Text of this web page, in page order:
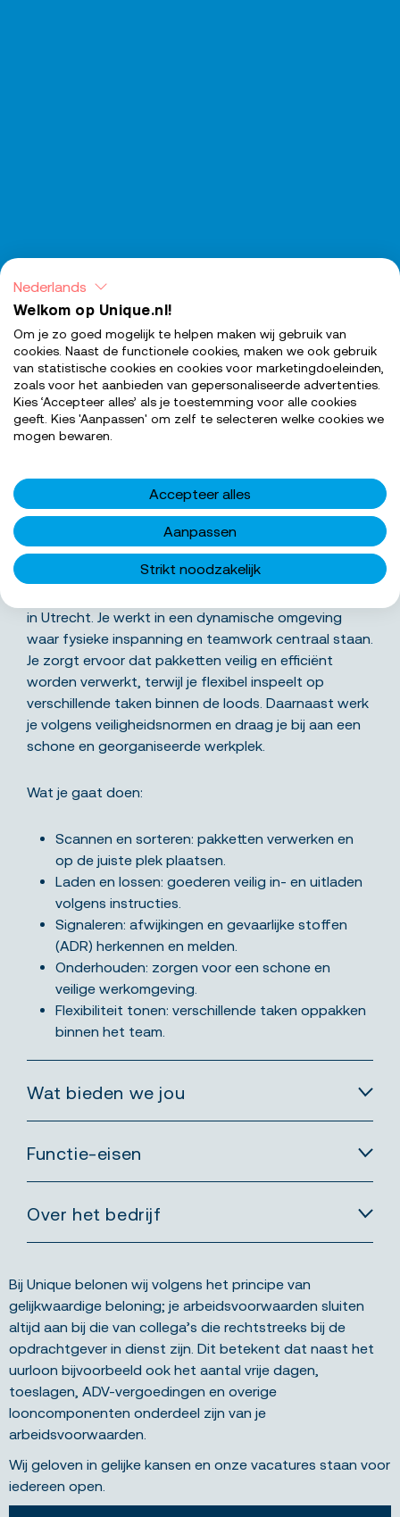
SOLLICITEER NU
Wat ga je precies doen
Als magazijnmedewerker draag je bij aan het soepel
in Utrecht. Je werkt in een dynamische omgeving
waar fysieke inspanning en teamwork centraal staan.
Je zorgt ervoor dat pakketten veilig en efficiënt
worden verwerkt, terwijl je flexibel inspeelt op
verschillende taken binnen de loods. Daarnaast werk
je volgens veiligheidsnormen en draag je bij aan een
schone en georganiseerde werkplek.
Wat je gaat doen:
Scannen en sorteren: pakketten verwerken en
op de juiste plek plaatsen.
Laden en lossen: goederen veilig in- en uitladen
volgens instructies.
Signaleren: afwijkingen en gevaarlijke stoffen
(ADR) herkennen en melden.
Onderhouden: zorgen voor een schone en
veilige werkomgeving.
Flexibiliteit tonen: verschillende taken oppakken
binnen het team.
Wat bieden we jou
Functie-eisen
Over het bedrijf
Bij Unique belonen wij volgens het principe van
gelijkwaardige beloning; je arbeidsvoorwaarden sluiten
altijd aan bij die van collega’s die rechtstreeks bij de
opdrachtgever in dienst zijn. Dit betekent dat naast het
uurloon bijvoorbeeld ook het aantal vrije dagen,
toeslagen, ADV-vergoedingen en overige
looncomponenten onderdeel zijn van je
arbeidsvoorwaarden.
Wij geloven in gelijke kansen en onze vacatures staan voor
iedereen open.
Nederlands
Welkom op Unique.nl!
Om je zo goed mogelijk te helpen maken wij gebruik van
cookies. Naast de functionele cookies, maken we ook gebruik
van statistische cookies en cookies voor marketingdoeleinden,
zoals voor het aanbieden van gepersonaliseerde advertenties.
Kies ‘Accepteer alles’ als je toestemming voor alle cookies
geeft. Kies 'Aanpassen' om zelf te selecteren welke cookies we
mogen bewaren.
Accepteer alles
Aanpassen
Strikt noodzakelijk